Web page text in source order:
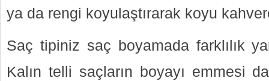
ya da rengi koyulaştırarak koyu
Saç tipiniz saç boyamada farklılık
Kalın telli saçların boyayı emmesi